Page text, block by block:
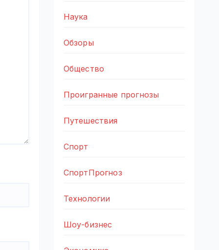
Наука
Обзоры
Общество
Проигранные прогнозы
Путешествия
Спорт
СпортПрогноз
Технологии
Шоу-бизнес